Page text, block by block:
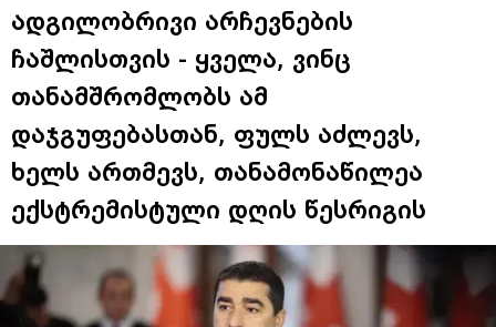
ადგილობრივი არჩევნების
ჩაშლისთვის - ყველა, ვინც
თანამშრომლობს ამ
დაჯგუფებასთან, ფულს აძლევს,
ხელს ართმევს, თანამონაწილეა
ექსტრემისტული დღის წესრიგის